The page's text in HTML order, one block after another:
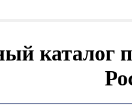
каталог